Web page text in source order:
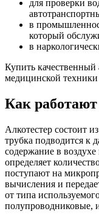
для проверки
в
который
в
Купить качественный
медицинской техники
Как
Алкотестер состоит
трубка подводится к
содержание в
определяет
поступают на
вычисления и
от типа
полупроводниковые,